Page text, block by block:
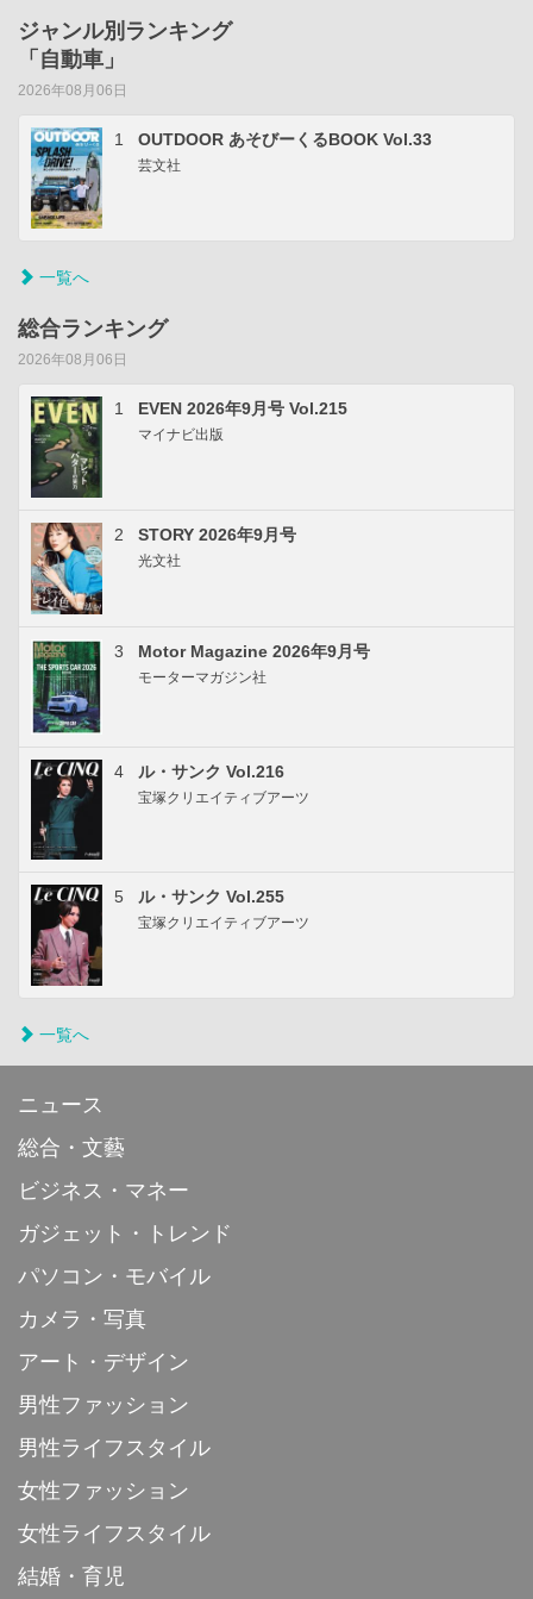
ジャンル別ランキング
「自動車」
2026年08月06日
1 OUTDOOR あそびーくるBOOK Vol.33
芸文社
一覧へ
総合ランキング
2026年08月06日
1 EVEN 2026年9月号 Vol.215
マイナビ出版
2 STORY 2026年9月号
光文社
3 Motor Magazine 2026年9月号
モーターマガジン社
4 ル・サンク Vol.216
宝塚クリエイティブアーツ
5 ル・サンク Vol.255
宝塚クリエイティブアーツ
一覧へ
ニュース
総合・文藝
ビジネス・マネー
ガジェット・トレンド
パソコン・モバイル
カメラ・写真
アート・デザイン
男性ファッション
男性ライフスタイル
女性ファッション
女性ライフスタイル
結婚・育児